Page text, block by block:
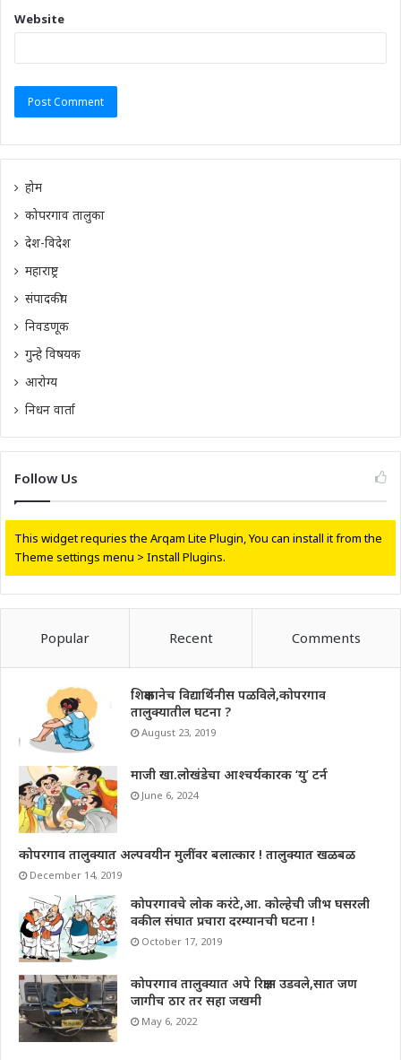
Website
होम
कोपरगाव तालुका
देश-विदेश
महाराष्ट्र
संपादकीय
निवडणूक
गुन्हे विषयक
आरोग्य
निधन वार्ता
Follow Us
This widget requries the Arqam Lite Plugin, You can install it from the
Theme settings menu > Install Plugins.
Popular Recent Comments
शिक्षकानेच विद्यार्थिनीस पळविले,कोपरगाव
तालुक्यातील घटना ?
August 23, 2019
माजी खा.लोखंडेचा आश्चर्यकारक ‘यु’ टर्न
June 6, 2024
कोपरगाव तालुक्यात अल्पवयीन मुलींवर बलात्कार ! तालुक्यात खळबळ
December 14, 2019
कोपरगावचे लोक करंटे,आ. कोल्हेची जीभ घसरली
वकील संघात प्रचारा दरम्यानची घटना !
October 17, 2019
कोपरगाव तालुक्यात अपे रिक्षास उडवले,सात जण
जागीच ठार तर सहा जखमी
May 6, 2022